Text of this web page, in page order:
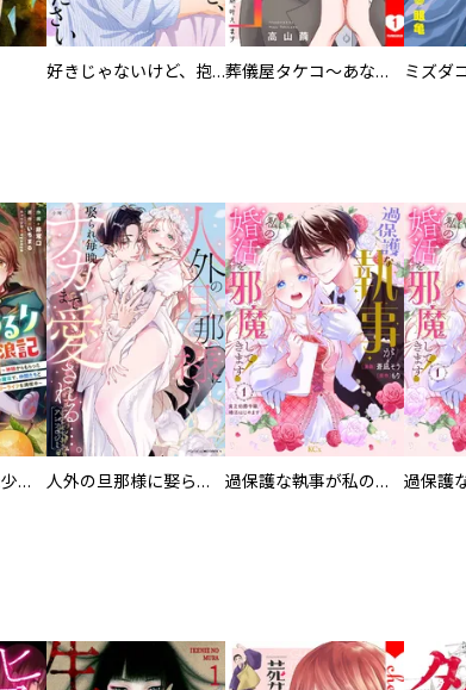
好きじゃないけど、抱いてください【電子単行本版／特典おまけ付き】 葬儀屋タケコ～あなたの最期、叶えます【電子単行本版】
聖獣に育てられた少年の異世界ゆるり放浪記～神様からもらったチート魔法で、仲間たちとスローライフを満喫中～【分冊版】 人外の旦那様に娶られ毎晩ナカまで愛される…。アンソロジー 過保護な執事が私の婚活を邪魔してきます！ 分冊版